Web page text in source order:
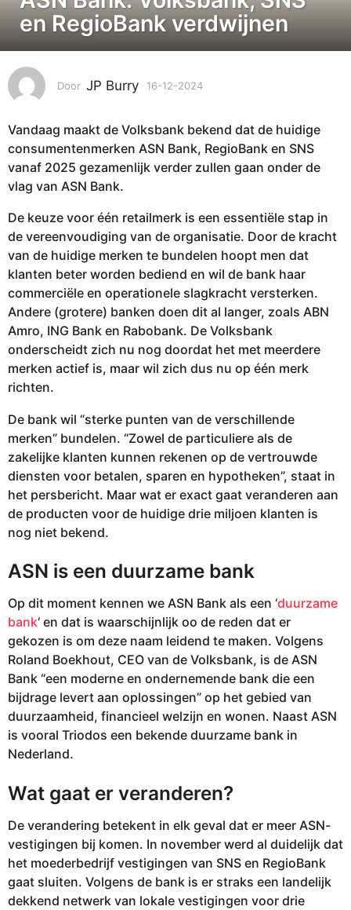
-
1
2
-
2
2
4
1
6
1
2
-
2
0
2
4
en RegioBank verdwijnen
Door JP Burry 16-12-2024
1
2
2
4
Vandaag maakt de Volksbank bekend dat de huidige
consumentenmerken ASN Bank, RegioBank en SNS
vanaf 2025 gezamenlijk verder zullen gaan onder de
vlag van ASN Bank.
De keuze voor één retailmerk is een essentiële stap in
de vereenvoudiging van de organisatie. Door de kracht
van de huidige merken te bundelen hoopt men dat
klanten beter worden bediend en wil de bank haar
commerciële en operationele slagkracht versterken.
Andere (grotere) banken doen dit al langer, zoals ABN
Amro, ING Bank en Rabobank. De Volksbank
onderscheidt zich nu nog doordat het met meerdere
merken actief is, maar wil zich dus nu op één merk
richten.
De bank wil “sterke punten van de verschillende
merken” bundelen. “Zowel de particuliere als de
zakelijke klanten kunnen rekenen op de vertrouwde
diensten voor betalen, sparen en hypotheken”, staat in
het persbericht. Maar wat er exact gaat veranderen aan
de producten voor de huidige drie miljoen klanten is
nog niet bekend.
ASN is een duurzame bank
Op dit moment kennen we ASN Bank als een ‘duurzame
bank‘ en dat is waarschijnlijk oo de reden dat er
gekozen is om deze naam leidend te maken. Volgens
Roland Boekhout, CEO van de Volksbank, is de ASN
Bank “een moderne en ondernemende bank die een
bijdrage levert aan oplossingen” op het gebied van
duurzaamheid, financieel welzijn en wonen. Naast ASN
is vooral Triodos een bekende duurzame bank in
Nederland.
Wat gaat er veranderen?
De verandering betekent in elk geval dat er meer ASN-
vestigingen bij komen. In november werd al duidelijk dat
het moederbedrijf vestigingen van SNS en RegioBank
gaat sluiten. Volgens de bank is er straks een landelijk
dekkend netwerk van lokale vestigingen voor drie